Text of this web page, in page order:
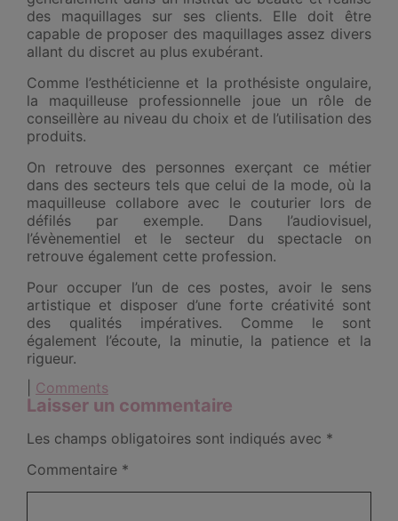
des maquillages sur ses clients. Elle doit être
capable de proposer des maquillages assez divers
allant du discret au plus exubérant.
Comme l’esthéticienne et la prothésiste ongulaire,
la maquilleuse professionnelle joue un rôle de
conseillère au niveau du choix et de l’utilisation des
produits.
On retrouve des personnes exerçant ce métier
dans des secteurs tels que celui de la mode, où la
maquilleuse collabore avec le couturier lors de
défilés par exemple. Dans l’audiovisuel,
l’évènementiel et le secteur du spectacle on
retrouve également cette profession.
Pour occuper l’un de ces postes, avoir le sens
artistique et disposer d’une forte créativité sont
des qualités impératives. Comme le sont
également l’écoute, la minutie, la patience et la
rigueur.
Comments
Laisser un commentaire
Les champs obligatoires sont indiqués avec *
Commentaire *